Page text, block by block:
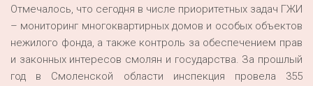
Отмечалось, что сегодня в числе приоритетных задач ГЖИ
– мониторинг многоквартирных домов и особых объектов
нежилого фонда, а также контроль за обеспечением прав
и законных интересов смолян и государства. За прошлый
год в Смоленской области инспекция провела 355